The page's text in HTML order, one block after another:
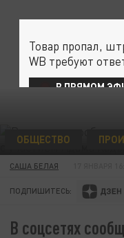
ОБЩЕСТВО
САША БЕЛАЯ
ПОДПИШИТЕСЬ:
В соцсетях
Товар пропал,
WB требуют
В ПРЯМОМ